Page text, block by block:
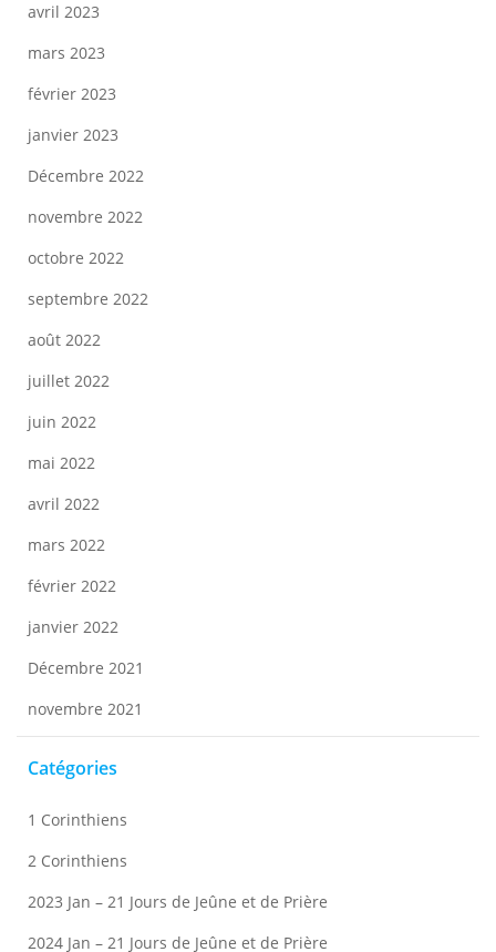
avril 2023
mars 2023
février 2023
janvier 2023
Décembre 2022
novembre 2022
octobre 2022
septembre 2022
août 2022
juillet 2022
juin 2022
mai 2022
avril 2022
mars 2022
février 2022
janvier 2022
Décembre 2021
novembre 2021
Catégories
1 Corinthiens
2 Corinthiens
2023 Jan – 21 Jours de Jeûne et de Prière
2024 Jan – 21 Jours de Jeûne et de Prière